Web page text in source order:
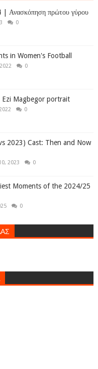
Ανασκόπηση πρώτου γύρου
0
in Women's Football
0
Magbegor portrait
0
2023) Cast: Then and Now
2023 0
Moments of the 2024/25
0